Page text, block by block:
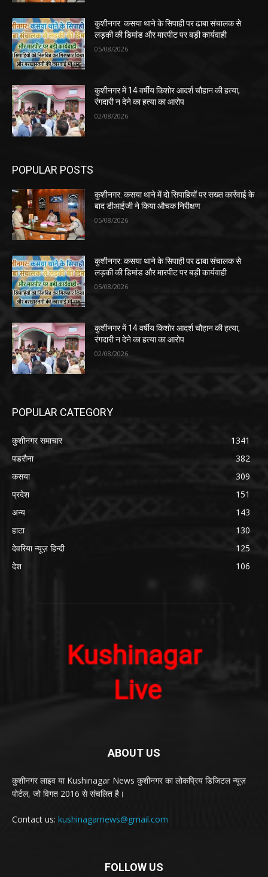
कुशीनगर: कसया थाने के सिपाही पर ढाबा संचालक से
लड़की की डिमांड और मारपीट पर बड़ी कार्यवाही
05/08/2026
कुशीनगर में 14 वर्षीय किशोर आदर्श चौहान की हत्या,
रंगदारी न देने का हत्या का आरोप
02/08/2026
POPULAR POSTS
कुशीनगर: कसया थाने में दो सिपाहियों पर सख्त कार्रवाई के
बाद डीआईजी ने किया औचक निरीक्षण
05/08/2026
कुशीनगर: कसया थाने के सिपाही पर ढाबा संचालक से
लड़की की डिमांड और मारपीट पर बड़ी कार्यवाही
05/08/2026
कुशीनगर में 14 वर्षीय किशोर आदर्श चौहान की हत्या,
रंगदारी न देने का हत्या का आरोप
02/08/2026
POPULAR CATEGORY
कुशीनगर समाचार
1341
पडरौना
382
कसया
309
प्रदेश
151
अन्य
143
हाटा
130
देवरिया न्यूज़ हिन्दी
125
देश
106
ABOUT US
कुशीनगर लाइव या Kushinagar News कुशीनगर का लोकप्रिय डिजिटल न्यूज़
पोर्टल, जो विगत 2016 से संचलित है।
Contact us: kushinagarnews@gmail.com
FOLLOW US